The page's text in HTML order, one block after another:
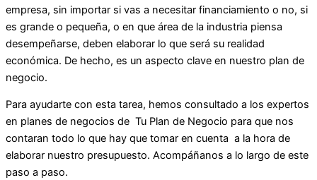
empresa, sin importar si vas a necesitar financiamiento o no, si
es grande o pequeña, o en que área de la industria piensa
desempeñarse, deben elaborar lo que será su realidad
económica. De hecho, es un aspecto clave en nuestro plan de
negocio.
Para ayudarte con esta tarea, hemos consultado a los expertos
en planes de negocios de Tu Plan de Negocio para que nos
contaran todo lo que hay que tomar en cuenta a la hora de
elaborar nuestro presupuesto. Acompáñanos a lo largo de este
paso a paso.